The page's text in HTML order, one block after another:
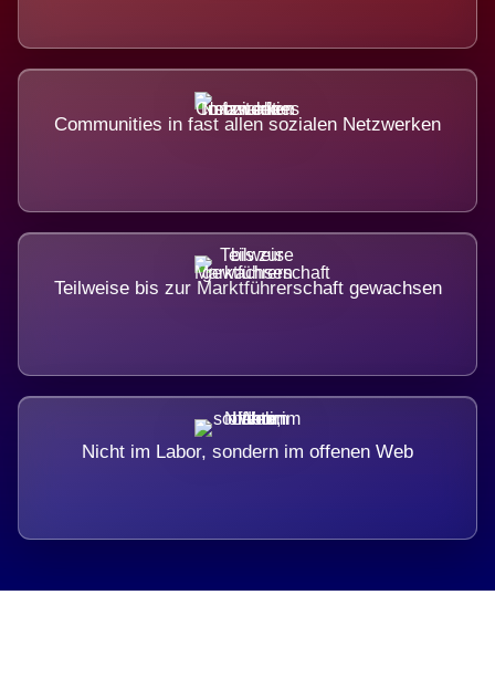
Communities in fast allen sozialen Netzwerken
Teilweise bis zur Marktführerschaft gewachsen
Nicht im Labor, sondern im offenen Web